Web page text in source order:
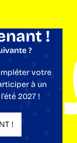
!
?
votre
à un
2027 !
!